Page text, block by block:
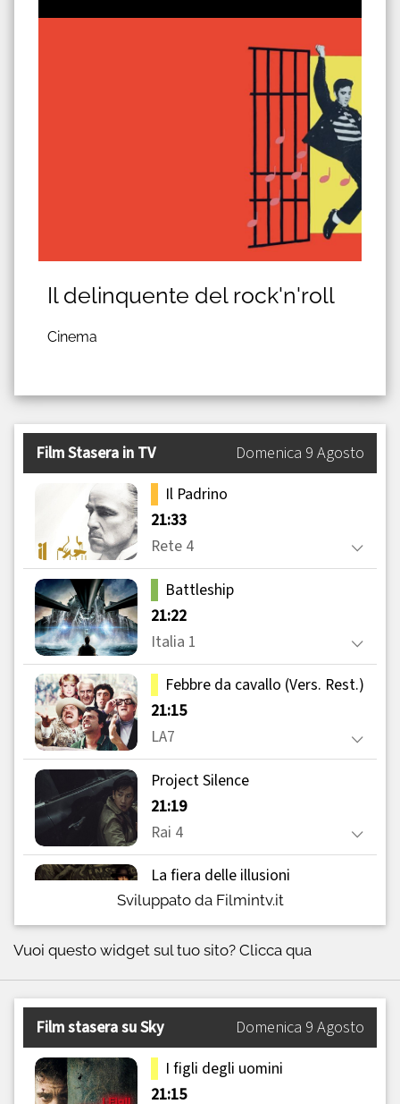
Il delinquente del rock'n'roll
Cinema
Sviluppato da Filmintv.it
Vuoi questo widget sul tuo sito? Clicca qua